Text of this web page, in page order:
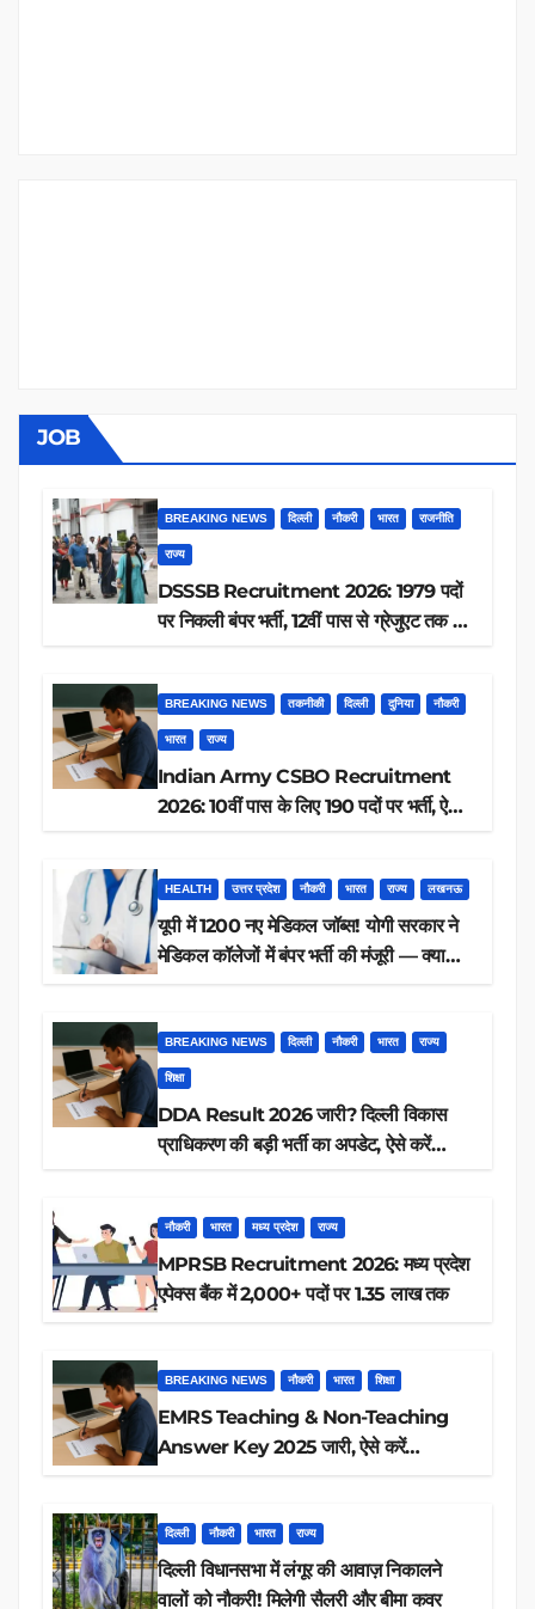
JOB
BREAKING NEWS दिल्ली नौकरी भारत राजनीति
राज्य
DSSSB Recruitment 2026: 1979 पदों
पर निकली बंपर भर्ती, 12वीं पास से ग्रेजुएट तक करें
BREAKING NEWS तकनीकी दिल्ली दुनिया नौकरी
भारत राज्य
Indian Army CSBO Recruitment
2026: 10वीं पास के लिए 190 पदों पर भर्ती, ऐसे
HEALTH उत्तर प्रदेश नौकरी भारत राज्य लखनऊ
यूपी में 1200 नए मेडिकल जॉब्स! योगी सरकार ने
मेडिकल कॉलेजों में बंपर भर्ती की मंजूरी — क्या
BREAKING NEWS दिल्ली नौकरी भारत राज्य
शिक्षा
DDA Result 2026 जारी? दिल्ली विकास
प्राधिकरण की बड़ी भर्ती का अपडेट, ऐसे करें
नौकरी भारत मध्य प्रदेश राज्य
MPRSB Recruitment 2026: मध्य प्रदेश
एपेक्स बैंक में 2,000+ पदों पर 1.35 लाख तक
BREAKING NEWS नौकरी भारत शिक्षा
EMRS Teaching & Non-Teaching
Answer Key 2025 जारी, ऐसे करें
दिल्ली नौकरी भारत राज्य
दिल्ली विधानसभा में लंगूर की आवाज़ निकालने
वालों को नौकरी! मिलेगी सैलरी और बीमा कवर